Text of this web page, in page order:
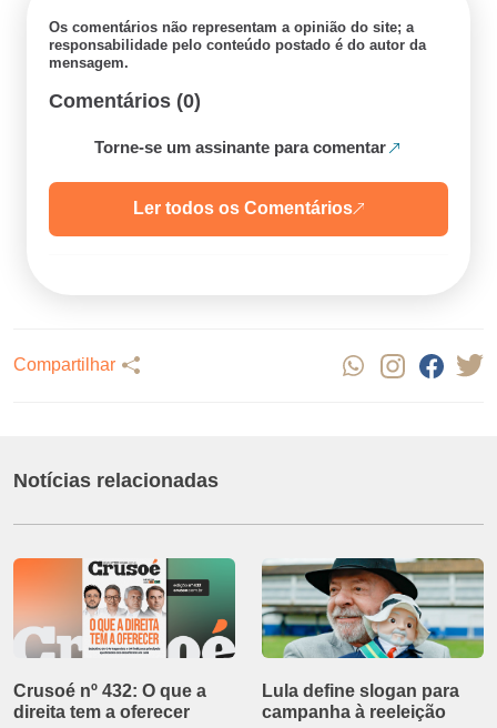
Os comentários não representam a opinião do site; a
responsabilidade pelo conteúdo postado é do autor da
mensagem.
Comentários (0)
Torne-se um assinante para comentar
Ler todos os Comentários
Compartilhar
Notícias relacionadas
Crusoé nº 432: O que a
direita tem a oferecer
Lula define slogan para
campanha à reeleição